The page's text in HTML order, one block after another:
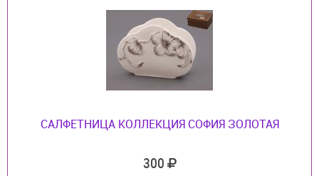
САЛФЕТНИЦА КОЛЛЕКЦИЯ СОФИЯ ЗОЛОТАЯ
300